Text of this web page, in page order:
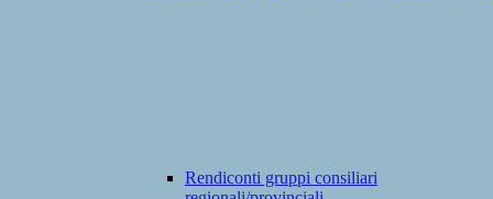
Rendiconti gruppi consiliari